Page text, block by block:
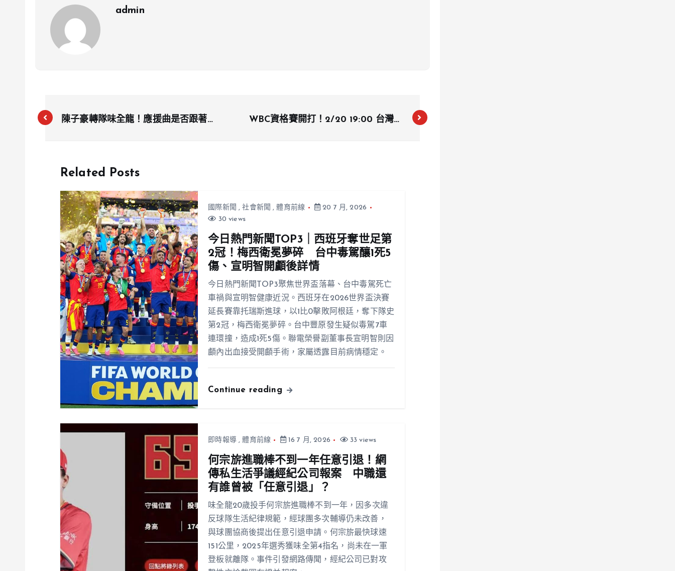
admin
陳子豪轉隊味全龍！應援曲是否跟著北
WBC資格賽開打！2/20 19:00 台灣隊
Related Posts
國際新聞 ,社會新聞 ,體育前線
20 7 月, 2026
30 views
今日熱門新聞TOP3｜西班牙奪世足第
2冠！梅西衛冕夢碎 台中毒駕釀1死5
傷、宣明智開顱後詳情
今日熱門新聞TOP3聚焦世界盃落幕、台中毒駕死亡
車禍與宣明智健康近況。西班牙在2026世界盃決賽
延長賽靠托瑞斯進球，以1比0擊敗阿根廷，奪下隊史
第2冠，梅西衛冕夢碎。台中豐原發生疑似毒駕7車
連環撞，造成1死5傷。聯電榮譽副董事長宣明智則因
顱內出血接受開顱手術，家屬透露目前病情穩定。
Continue reading
即時報導,體育前線 16 7 月, 2026 33 views
何宗旂進職棒不到一年任意引退！網
傳私生活爭議經紀公司報案 中職還
有誰曾被「任意引退」？
味全龍20歲投手何宗旂進職棒不到一年，因多次違
反球隊生活紀律規範，經球團多次輔導仍未改善，
與球團協商後提出任意引退申請。何宗旂最快球速
151公里，2025年選秀獲味全第4指名，尚未在一軍
登板就離隊。事件引發網路傳聞，經紀公司已對攻